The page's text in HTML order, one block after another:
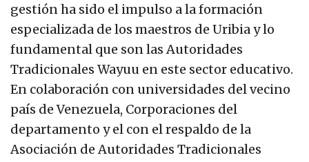
gestión ha sido el impulso a la formación
especializada de los maestros de Uribia y lo
fundamental que son las Autoridades
Tradicionales Wayuu en este sector educativo.
En colaboración con universidades del vecino
país de Venezuela, Corporaciones del
departamento y el con el respaldo de la
Asociación de Autoridades Tradicionales